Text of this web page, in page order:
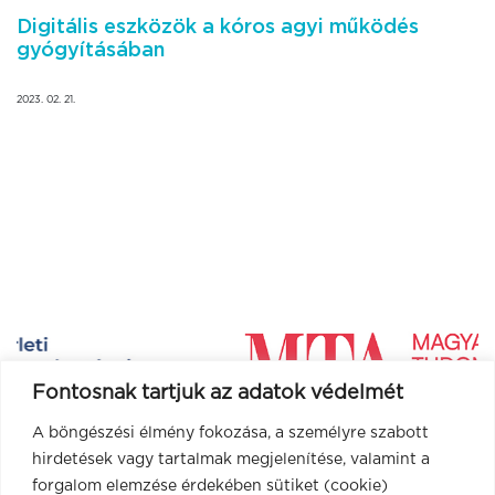
Fontosnak tartjuk az adatok védelmét
A böngészési élmény fokozása, a személyre szabott
hirdetések vagy tartalmak megjelenítése, valamint a
forgalom elemzése érdekében sütiket (cookie)
Digitális eszközök a kóros agyi működés
gyógyításában
2023. 02. 21.